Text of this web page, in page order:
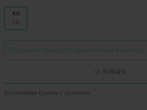
40
38
Получите скидку по дисконтной карте до
О ТОВАРЕ
Хлопковая туника с принтом.